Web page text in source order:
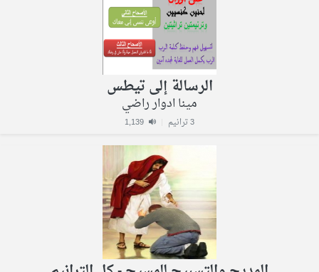
الرسالة إلى تيطس
مينا ادوار راضي
3 ترانيم